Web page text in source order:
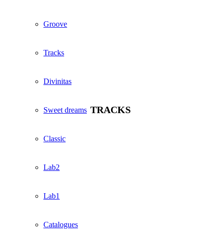
Groove
Tracks
Divinitas
Sweet dreams
Classic
Lab2
Lab1
Catalogues
TRACKS